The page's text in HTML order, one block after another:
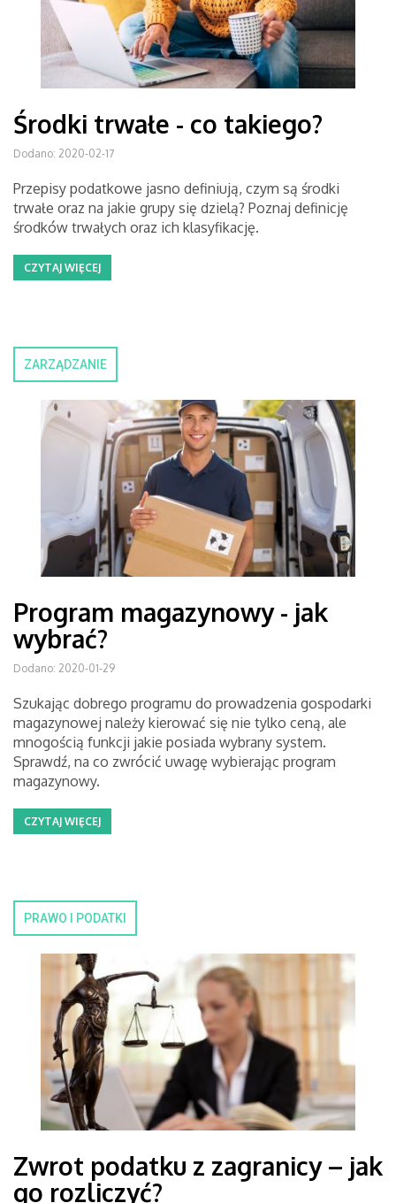
Środki trwałe - co takiego?
Dodano: 2020-02-17
Przepisy podatkowe jasno definiują, czym są środki
trwałe oraz na jakie grupy się dzielą? Poznaj definicję
środków trwałych oraz ich klasyfikację.
CZYTAJ WIĘCEJ
ZARZĄDZANIE
Program magazynowy - jak
wybrać?
Dodano: 2020-01-29
Szukając dobrego programu do prowadzenia gospodarki
magazynowej należy kierować się nie tylko ceną, ale
mnogością funkcji jakie posiada wybrany system.
Sprawdź, na co zwrócić uwagę wybierając program
magazynowy.
CZYTAJ WIĘCEJ
PRAWO I PODATKI
Zwrot podatku z zagranicy – jak
go rozliczyć?